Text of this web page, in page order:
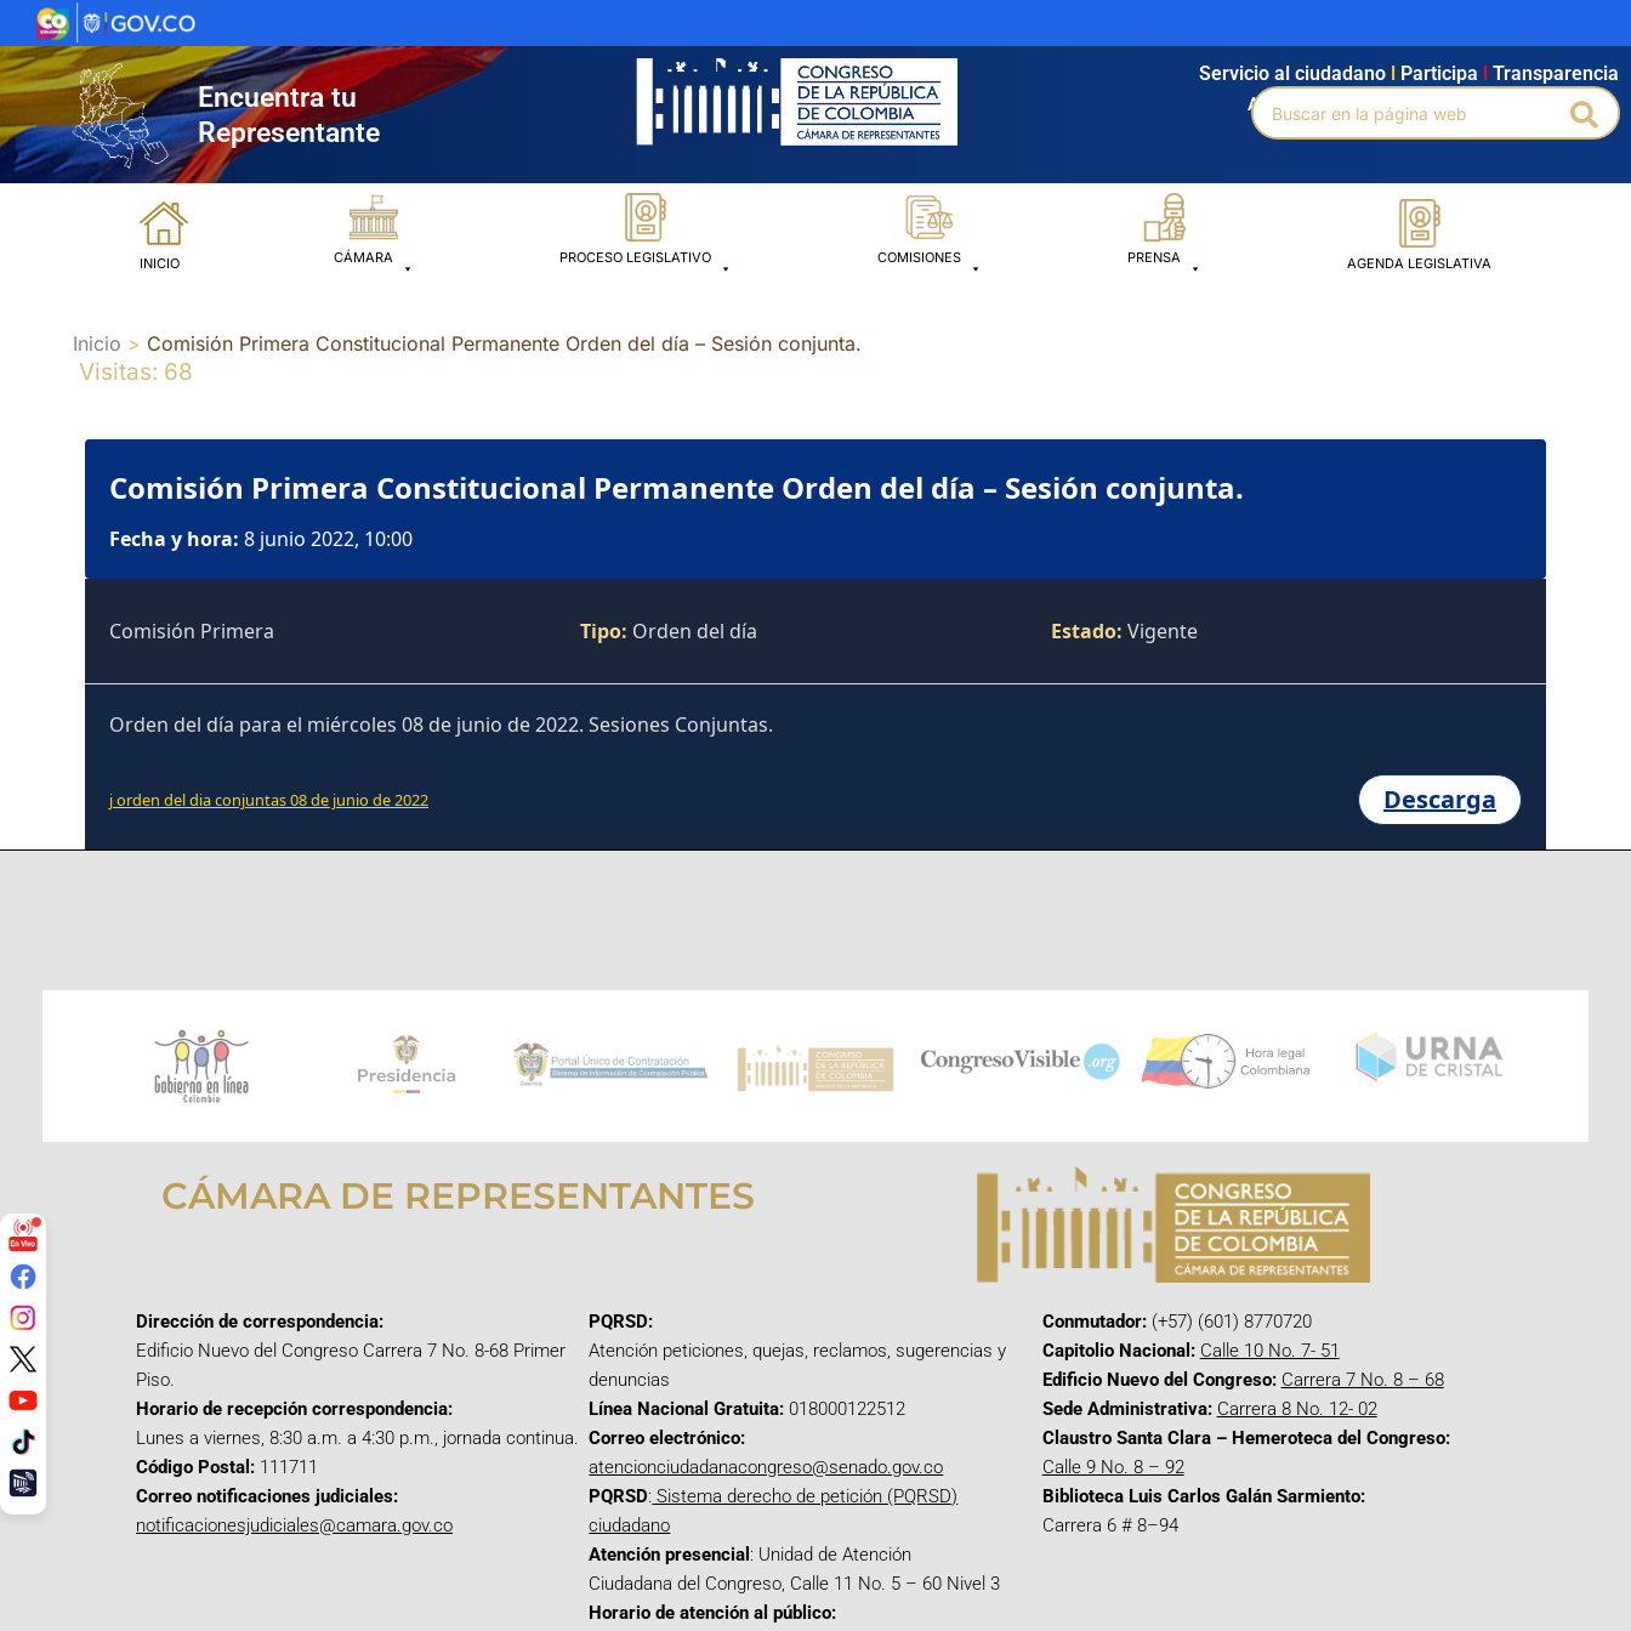
al
contenido
Encuentra tu
Representante
Agendamiento Intranet Búsqueda avanzada
Servicio al ciudadano Participa Transparencia
Buscar
por:
INICIO CÁMARA PROCESO LEGISLATIVO COMISIONES PRENSA AGENDA LEGISLATIVA
Inicio Comisión Primera Constitucional Permanente Orden del día – Sesión conjunta.
Visitas: 68
Comisión Primera Constitucional Permanente Orden del día – Sesión conjunta.
Fecha y hora: 8 junio 2022, 10:00
Comisión Primera Tipo: Orden del día Estado: Vigente
Orden del día para el miércoles 08 de junio de 2022. Sesiones Conjuntas.
j orden del dia conjuntas 08 de junio de 2022 Descarga
CÁMARA DE REPRESENTANTES
Dirección de correspondencia:
Edificio Nuevo del Congreso Carrera 7 No. 8-68 Primer
Piso.
Horario de recepción correspondencia:
Lunes a viernes, 8:30 a.m. a 4:30 p.m., jornada continua.
Código Postal: 111711
Correo notificaciones judiciales:
notificacionesjudiciales@camara.gov.co
PQRSD:
Atención peticiones, quejas, reclamos, sugerencias y
denuncias
Línea Nacional Gratuita: 018000122512
Correo electrónico:
atencionciudadanacongreso@senado.gov.co
PQRSD: Sistema derecho de petición (PQRSD)
ciudadano
Atención presencial : Unidad de Atención
Ciudadana del Congreso, Calle 11 No. 5 – 60 Nivel 3
Horario de atención al público:
Conmutador:(+57) (601) 8770720
Capitolio Nacional: Calle 10 No. 7- 51
Edificio Nuevo del Congreso: Carrera 7 No. 8 – 68
Sede Administrativa: Carrera 8 No. 12- 02
Claustro Santa Clara – Hemeroteca del Congreso:
Calle 9 No. 8 – 92
Biblioteca Luis Carlos Galán Sarmiento:
Carrera 6 # 8–94